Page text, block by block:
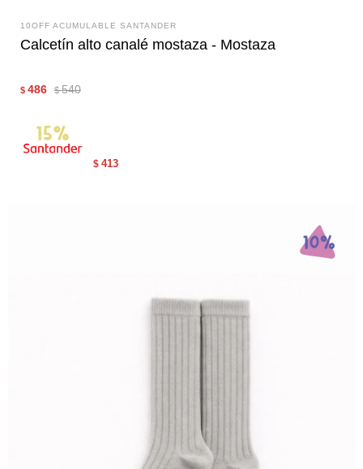
10OFF ACUMULABLE SANTANDER
Calcetín alto canalé mostaza - Mostaza
$ 486 $ 540
$ 413